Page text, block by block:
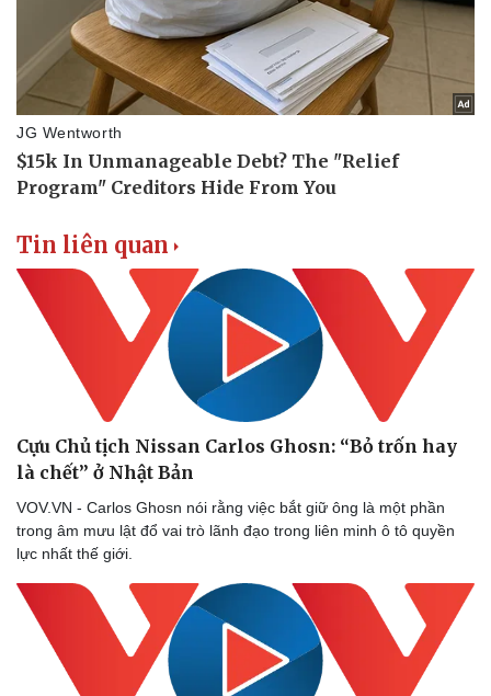
Pháp luật
Vụ án
Tin nóng
Tư vấn luật
Quân sự - Quốc phòng
Vũ khí
Việt Nam
Tin liên quan
Cựu Chủ tịch Nissan Carlos Ghosn: “Bỏ trốn hay
là chết” ở Nhật Bản
VOV.VN - Carlos Ghosn nói rằng việc bắt giữ ông là một phần
trong âm mưu lật đổ vai trò lãnh đạo trong liên minh ô tô quyền
lực nhất thế giới.